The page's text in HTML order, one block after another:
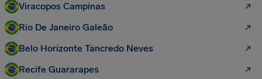
Viracopos Campinas
Rio De Janeiro Galeão
Belo Horizonte Tancredo Neves
Recife Guararapes